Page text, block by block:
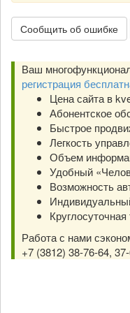
Сообщить об ошибке
Ваш
регистрация
Цена сайта в
Абонентское
Быстрое
Легкость
Объем
Удобный
Возможность
Работа с нами
+7 (3812) 38-76-64,